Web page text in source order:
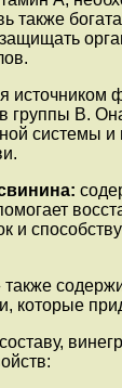
также
источником
группы В.
системы
и
которые